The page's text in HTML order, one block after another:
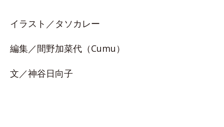
イラスト／タソカレー
編集／間野加菜代（Cumu）
文／神谷日向子